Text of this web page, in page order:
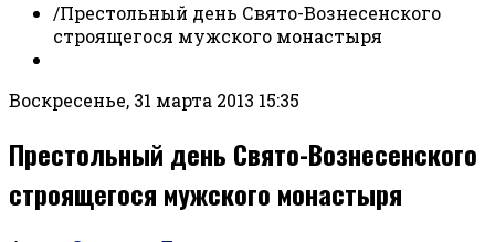
/Престольный день Свято-Вознесенского
строящегося мужского монастыря
Воскресенье, 31 марта 2013 15:35
Престольный день Свято-Вознесенского
строящегося мужского монастыря